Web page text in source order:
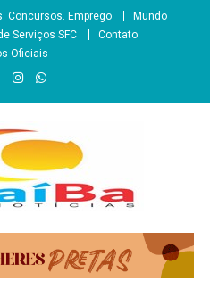
Concursos. Emprego
Mundo
Serviços SFC
Contato
Oficiais